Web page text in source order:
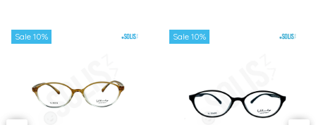
Sale 10% Sale 10%